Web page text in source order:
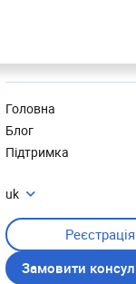
Головна
Блог
Підтримка
uk
Реєстрація
Замовити